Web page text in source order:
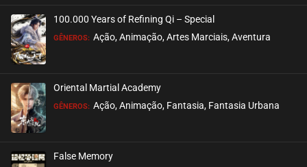
100.000 Years of Refining Qi – Special
GÊNEROS: Ação, Animação, Artes Marciais, Aventura
Oriental Martial Academy
GÊNEROS: Ação, Animação, Fantasia, Fantasia Urbana
False Memory